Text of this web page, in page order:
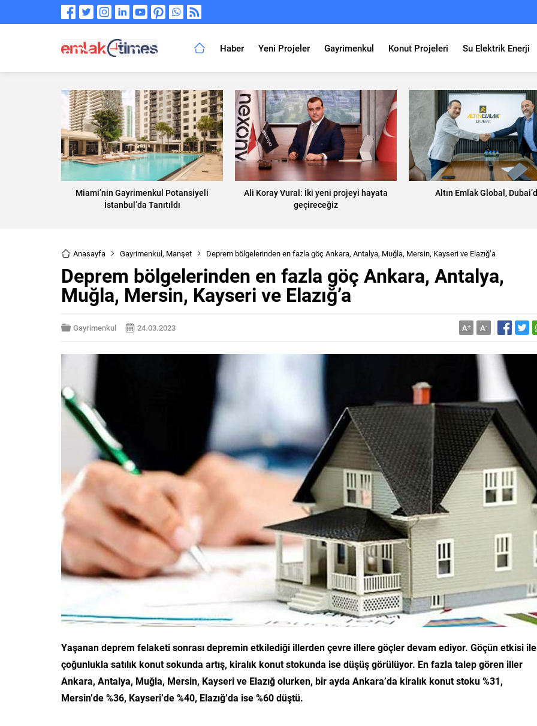
Haber Yeni Projeler Gayrimenkul Konut Projeleri Su Elektrik Enerji
Miami’nin Gayrimenkul Potansiyeli
İstanbul’da Tanıtıldı
Ali Koray Vural: İki yeni projeyi hayata
geçireceğiz
Altın Emlak Global,
Anasayfa Gayrimenkul, Manşet Deprem bölgelerinden en fazla göç Ankara, Antalya, Muğla, Mersin, Kayseri ve Elazığ’a
Deprem bölgelerinden en fazla göç Ankara, Antalya,
Muğla, Mersin, Kayseri ve Elazığ’a
Gayrimenkul 24.03.2023 A+ A-
Yaşanan deprem felaketi sonrası depremin etkilediği illerden çevre illere göçler devam ediyor. Göçün etkisi ile
çoğunlukla satılık konut sokunda artış, kiralık konut stokunda ise düşüş görülüyor. En fazla talep gören iller
Ankara, Antalya, Muğla, Mersin, Kayseri ve Elazığ olurken, bir ayda Ankara’da kiralık konut stoku %31,
Mersin’de %36, Kayseri’de %40, Elazığ’da ise %60 düştü.